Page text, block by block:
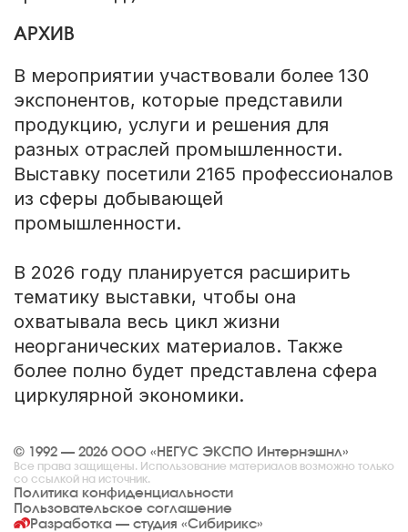
АРХИВ
В мероприятии участвовали более 130
экспонентов, которые представили
продукцию, услуги и решения для
разных отраслей промышленности.
Выставку посетили 2165 профессионалов
из сферы добывающей
промышленности.
В 2026 году планируется расширить
тематику выставки, чтобы она
охватывала весь цикл жизни
неорганических материалов. Также
более полно будет представлена сфера
циркулярной экономики.
© 1992 — 2026 ООО «НЕГУС ЭКСПО Интернэшнл»
Все права защищены. Использование материалов возможно только
со ссылкой на источник.
Политика конфиденциальности
Пользовательское соглашение
Разработка — студия «Сибирикс»